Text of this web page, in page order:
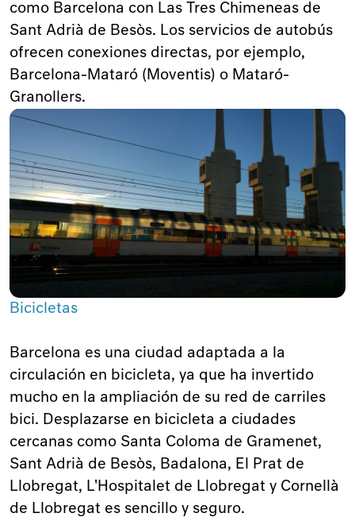
como Barcelona con Las Tres Chimeneas de
Sant Adrià de Besòs. Los servicios de autobús
ofrecen conexiones directas, por ejemplo,
Barcelona-Mataró (Moventis) o Mataró-
Granollers.
Bicicletas
Barcelona es una ciudad adaptada a la
circulación en bicicleta, ya que ha invertido
mucho en la ampliación de su red de carriles
bici. Desplazarse en bicicleta a ciudades
cercanas como Santa Coloma de Gramenet,
Sant Adrià de Besòs, Badalona, El Prat de
Llobregat, L'Hospitalet de Llobregat y Cornellà
de Llobregat es sencillo y seguro.